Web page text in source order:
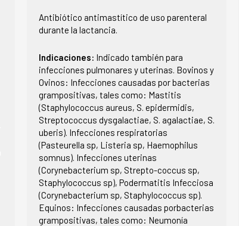
Antibiótico antimastítico de uso parenteral
durante la lactancia.
Indicaciones: Indicado también para
infecciones pulmonares y uterinas. Bovinos y
Ovinos: Infecciones causadas por bacterias
grampositivas, tales como: Mastitis
(Staphylococcus aureus, S. epidermidis,
Streptococcus dysgalactiae, S. agalactiae, S.
uberis). Infecciones respiratorias
(Pasteurella sp, Listeria sp, Haemophilus
somnus). Infecciones uterinas
(Corynebacterium sp, Strepto-coccus sp,
Staphylococcus sp), Podermatitis Infecciosa
(Corynebacterium sp, Staphylococcus sp).
Equinos: Infecciones causadas porbacterias
grampositivas, tales como: Neumonía